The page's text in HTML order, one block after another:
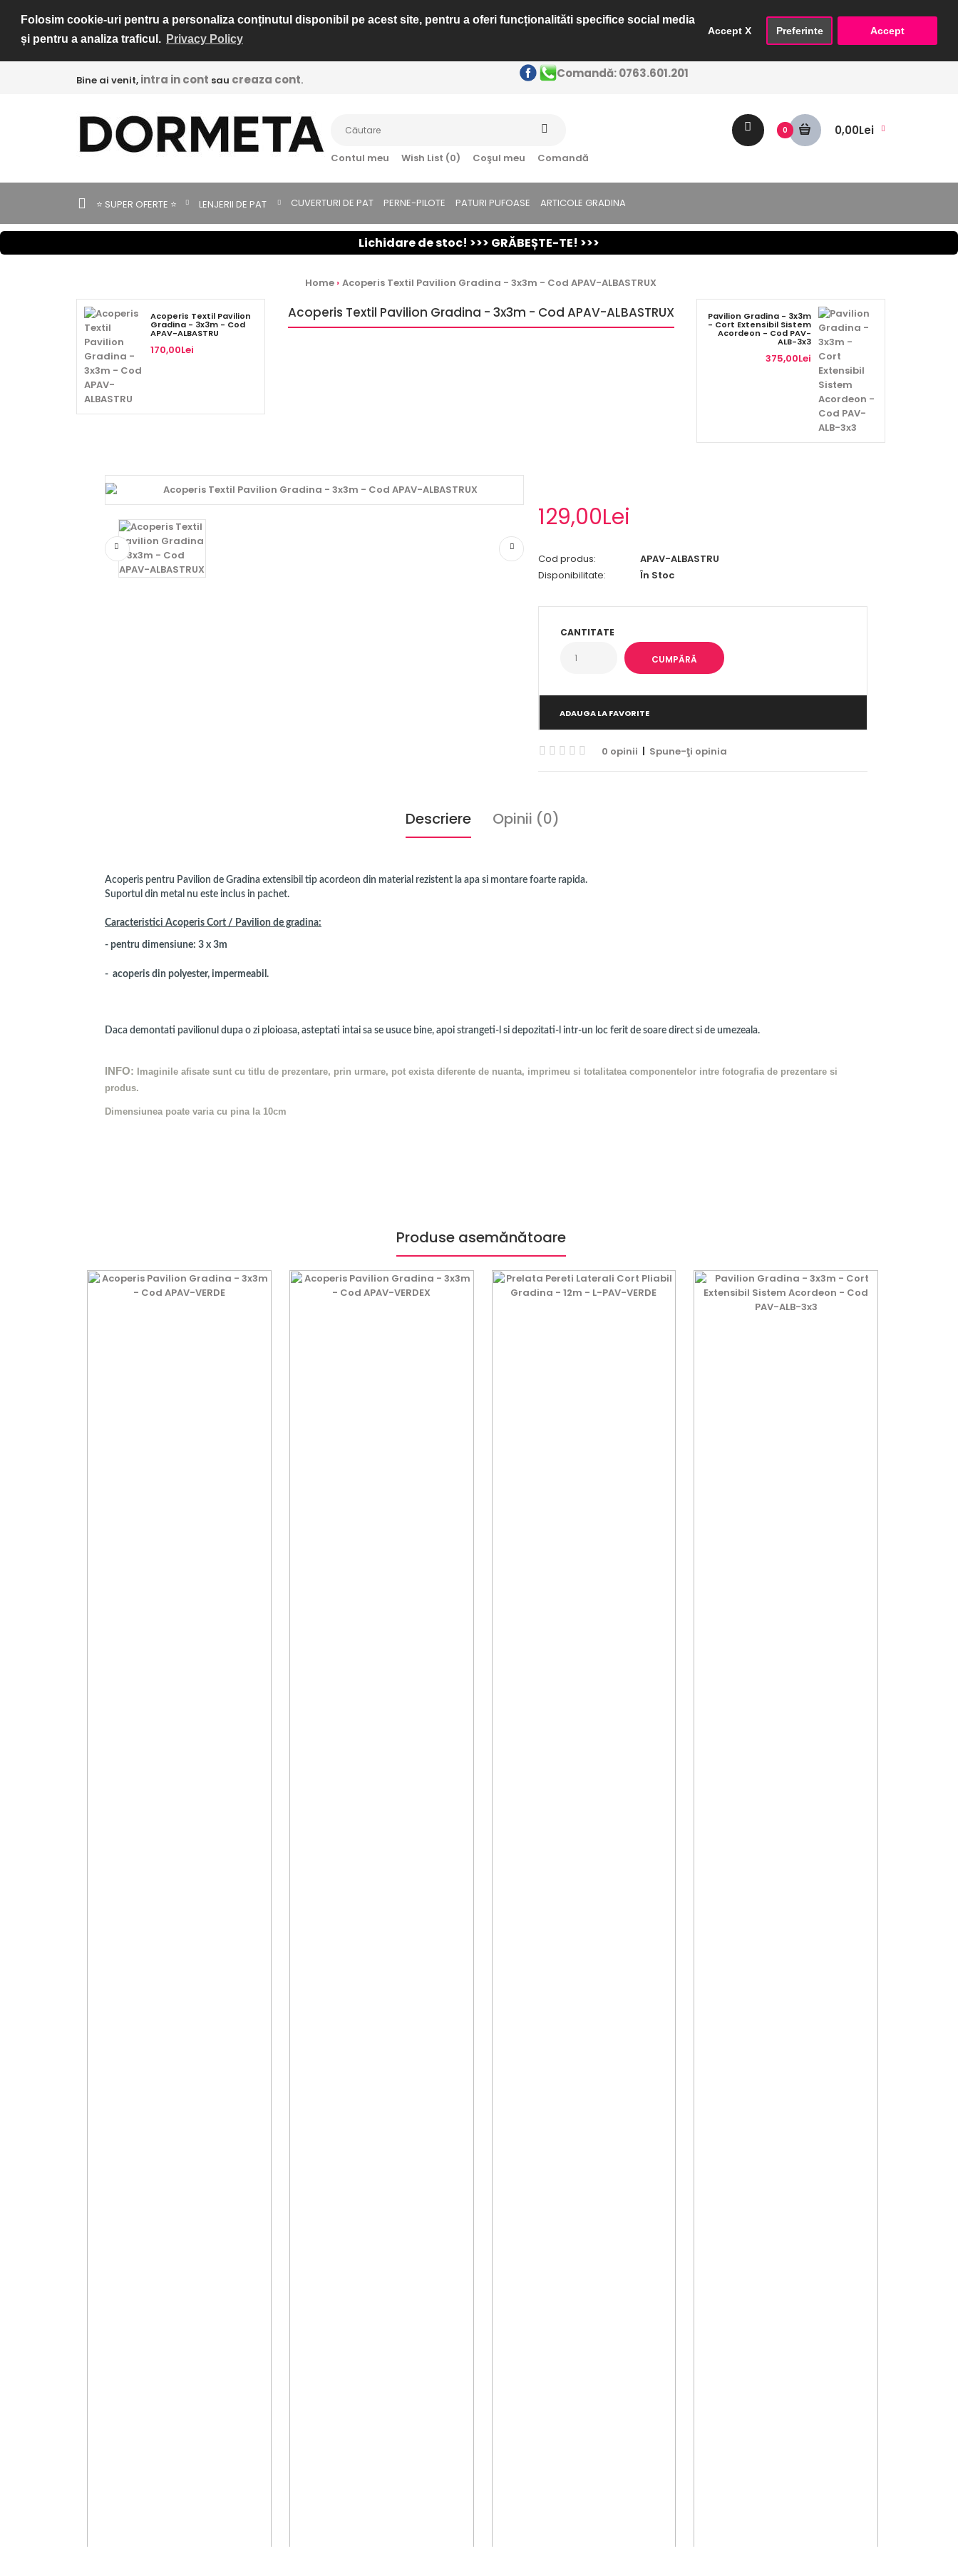
Folosim cookie-uri pentru a personaliza conținutul disponibil pe acest site, pentru a oferi funcționalităti specifice social media
și pentru a analiza traficul. Privacy Policy
Accept X Preferinte Accept
Bine ai venit, intra in cont sau creaza cont. Comandă: 0763.601.201
Contul meu Wish List (0) Coşul meu Comandă
0 0,00Lei
⭐ SUPER OFERTE ⭐ LENJERII DE PAT CUVERTURI DE PAT PERNE-PILOTE PATURI PUFOASE ARTICOLE GRADINA
Lichidare de stoc! >>> GRĂBEȘTE-TE! >>>
Home Acoperis Textil Pavilion Gradina - 3x3m - Cod APAV-ALBASTRUX
Acoperis Textil Pavilion
Gradina - 3x3m - Cod
APAV-ALBASTRU
170,00Lei
Acoperis Textil Pavilion Gradina - 3x3m - Cod APAV-ALBASTRUX Pavilion Gradina - 3x3m
- Cort Extensibil Sistem
Acordeon - Cod PAV-
ALB-3x3
375,00Lei
129,00Lei
Cod produs:
APAV-ALBASTRU
Disponibilitate:
În Stoc
CANTITATE
ADAUGA LA FAVORITE
0 opinii | Spune-ţi opinia
Descriere Opinii (0)
Acoperis pentru Pavilion de Gradina extensibil tip acordeon din material rezistent la apa si montare foarte rapida.
Suportul din metal nu este inclus in pachet.
Caracteristici Acoperis Cort / Pavilion de gradina:
- pentru dimensiune: 3 x 3m
- acoperis din polyester, impermeabil.
Daca demontati pavilionul dupa o zi ploioasa, asteptati intai sa se usuce bine, apoi strangeti-l si depozitati-l intr-un loc ferit de soare direct si de umezeala.
INFO: Imaginile afisate sunt cu titlu de prezentare, prin urmare, pot exista diferente de nuanta, imprimeu si totalitatea componentelor intre fotografia de prezentare si
produs.
Dimensiunea poate varia cu pina la 10cm
Produse asemănătoare